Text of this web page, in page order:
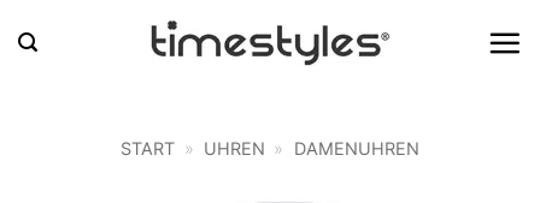
Inhalt
START » UHREN » DAMENUHREN